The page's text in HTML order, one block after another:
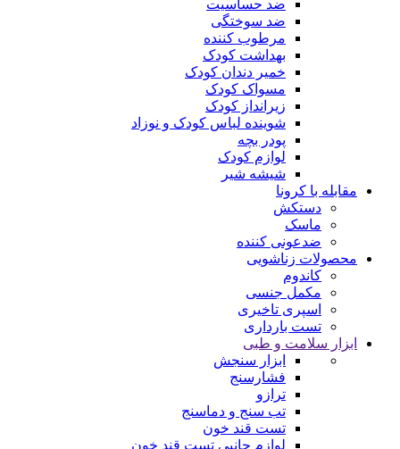
ضد حساسیت
ضد سوختگی
مرطوب کننده
بهداشت کودک
خمیر دندان کودک
مسواک کودک
زیرانداز کودک
شوینده لباس کودک و نوزاد
پودر بچه
لوازم کودک
شیشه شیر
مقابله با کرونا
دستکش
ماسک
ضدعونی کننده
محصولات زناشویی
کاندوم
مکمل جنسی
اسپری تاخیری
تست بارداری
ابزار سلامت و طبی
ابزار سنجش
فشارسنج
ترازو
تب سنج و دماسنج
تست قند خون
لوازم جانبی تست قند خون